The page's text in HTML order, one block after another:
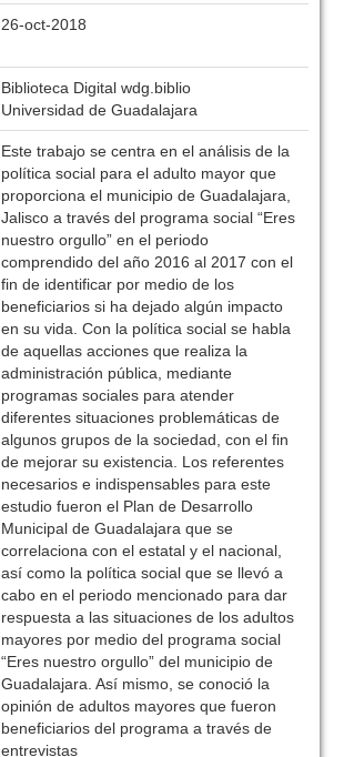
26-oct-2018
Biblioteca Digital wdg.biblio
Universidad de Guadalajara
Este trabajo se centra en el análisis de la
política social para el adulto mayor que
proporciona el municipio de Guadalajara,
Jalisco a través del programa social “Eres
nuestro orgullo” en el periodo
comprendido del año 2016 al 2017 con el
fin de identificar por medio de los
beneficiarios si ha dejado algún impacto
en su vida. Con la política social se habla
de aquellas acciones que realiza la
administración pública, mediante
programas sociales para atender
diferentes situaciones problemáticas de
algunos grupos de la sociedad, con el fin
de mejorar su existencia. Los referentes
necesarios e indispensables para este
estudio fueron el Plan de Desarrollo
Municipal de Guadalajara que se
correlaciona con el estatal y el nacional,
así como la política social que se llevó a
cabo en el periodo mencionado para dar
respuesta a las situaciones de los adultos
mayores por medio del programa social
“Eres nuestro orgullo” del municipio de
Guadalajara. Así mismo, se conoció la
opinión de adultos mayores que fueron
beneficiarios del programa a través de
entrevistas